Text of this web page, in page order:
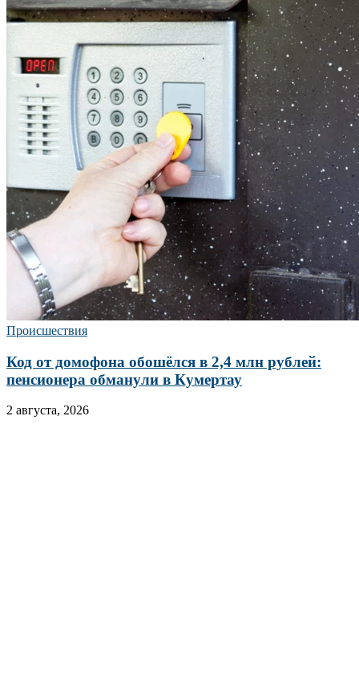
Происшествия
Код от домофона обошёлся в 2,4 млн рублей:
пенсионера обманули в Кумертау
2 августа, 2026